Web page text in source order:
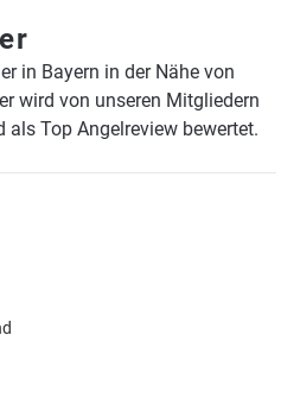
in Bayern in der Nähe von
wird von unseren Mitgliedern
Top Angelreview bewertet.